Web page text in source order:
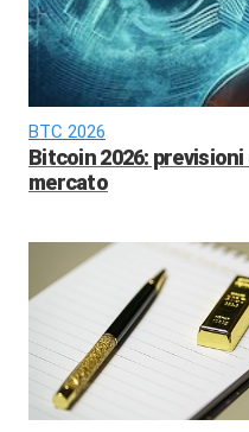
BTC 2026
Bitcoin 2026:
mercato